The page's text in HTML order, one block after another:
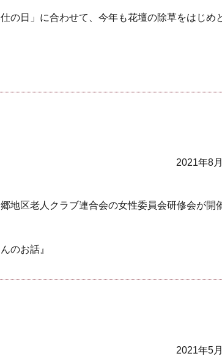
の日」に合わせて、今年も花壇の除草をはじめ
2021年8
地区老人クラブ連合会の女性委員会研修会が開
のお話』
2021年5